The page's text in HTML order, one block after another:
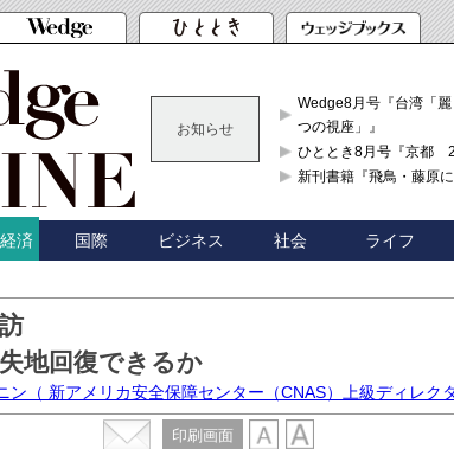
お知らせ
Wedge8月号『台湾「
つの視座」』
ひととき8月号『京都 2
新刊書籍『飛鳥・藤原
済 国際 ビジネス 社会 ライフ
地回復できるか
ン （ 新アメリカ安全保障センター（CNAS）上級ディレク
印刷画面